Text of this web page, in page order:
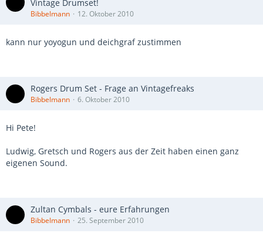
Vintage Drumset!
Bibbelmann 12. Oktober 2010
kann nur yoyogun und deichgraf zustimmen
Rogers Drum Set - Frage an Vintagefreaks
Bibbelmann 6. Oktober 2010
Hi Pete!
Ludwig, Gretsch und Rogers aus der Zeit haben einen ganz
eigenen Sound.
Zultan Cymbals - eure Erfahrungen
Bibbelmann 25. September 2010